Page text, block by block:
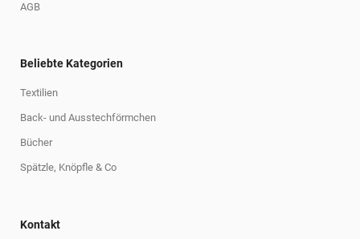
AGB
Beliebte Kategorien
Textilien
Back- und Ausstechförmchen
Bücher
Spätzle, Knöpfle & Co
Kontakt